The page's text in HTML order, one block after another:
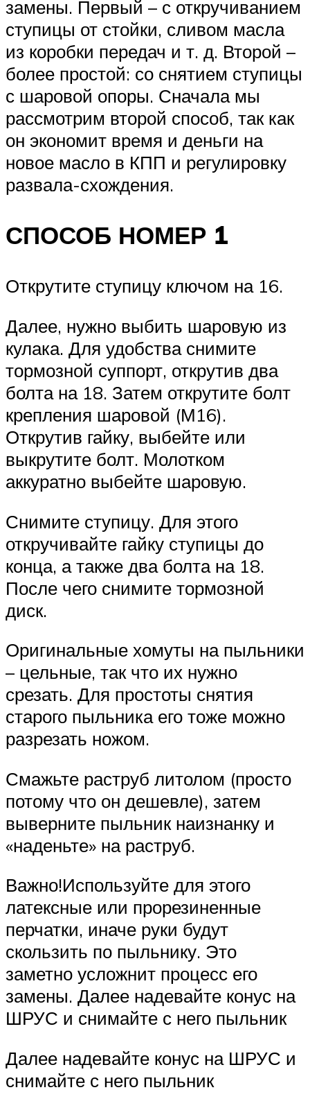
замены. Первый – с откручиванием
ступицы от стойки, сливом масла
из коробки передач и т. д. Второй –
более простой: со снятием ступицы
с шаровой опоры. Сначала мы
рассмотрим второй способ, так как
он экономит время и деньги на
новое масло в КПП и регулировку
развала-схождения.
СПОСОБ НОМЕР 1
Открутите ступицу ключом на 16.
Далее, нужно выбить шаровую из
кулака. Для удобства снимите
тормозной суппорт, открутив два
болта на 18. Затем открутите болт
крепления шаровой (М16).
Открутив гайку, выбейте или
выкрутите болт. Молотком
аккуратно выбейте шаровую.
Снимите ступицу. Для этого
откручивайте гайку ступицы до
конца, а также два болта на 18.
После чего снимите тормозной
диск.
Оригинальные хомуты на пыльники
– цельные, так что их нужно
срезать. Для простоты снятия
старого пыльника его тоже можно
разрезать ножом.
Смажьте раструб литолом (просто
потому что он дешевле), затем
выверните пыльник наизнанку и
«наденьте» на раструб.
Важно!Используйте для этого
латексные или прорезиненные
перчатки, иначе руки будут
скользить по пыльнику. Это
заметно усложнит процесс его
замены. Далее надевайте конус на
ШРУС и снимайте с него пыльник
Далее надевайте конус на ШРУС и
снимайте с него пыльник